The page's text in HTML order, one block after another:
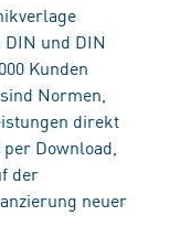
DIN und DIN
Kunden
Normen,
direkt
Download,
der
neuer